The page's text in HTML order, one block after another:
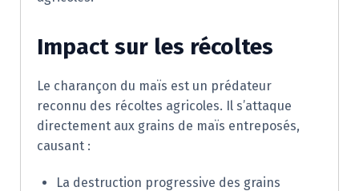
Impact sur les récoltes
Le charançon du maïs est un prédateur
reconnu des récoltes agricoles. Il s’attaque
directement aux grains de maïs entreposés,
causant :
La destruction progressive des grains